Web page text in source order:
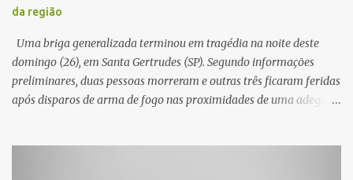
da região
Uma briga generalizada terminou em tragédia na noite deste
domingo (26), em Santa Gertrudes (SP). Segundo informações
preliminares, duas pessoas morreram e outras três ficaram feridas
após disparos de arma de fogo nas proximidades de uma adega. O